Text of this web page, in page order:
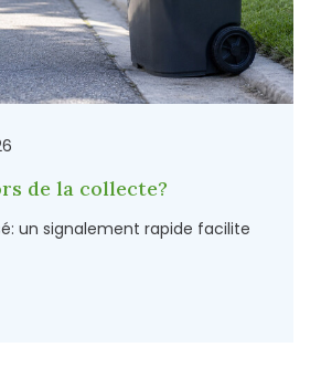
de la collecte?
un signalement rapide facilite